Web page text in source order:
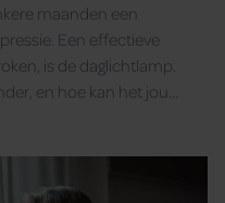
maanden een
Een effectieve
is de daglichtlamp.
en hoe kan het jou